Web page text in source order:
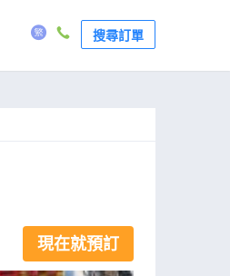
搜尋訂單
現在就預訂